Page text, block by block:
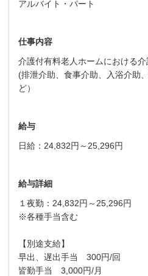
アルバイト・パート
仕事内容
介護付有料老人ホームにおける
(排泄介助、食事介助、入浴介助
ど）
給与
日給：24,832円～25,296円
給与詳細
１夜勤：24,832円～25,296円
※各種手当含む
【別途支給】
早出、遅出手当 300円/回
皆勤手当 3,000円/月